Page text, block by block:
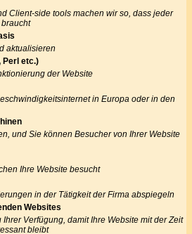
Client-side tools machen wir so, dass jeder
aktualisieren
Perl etc.)
der Website
in Europa oder in den
und Sie können Besucher von Ihrer Website
Ihre Website besucht
in der Tätigkeit der Firma abspiegeln
Websites
Verfügung, damit Ihre Website mit der Zeit
bleibt